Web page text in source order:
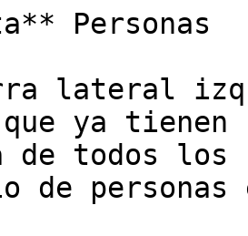
Personas
lateral
que ya
de todos los
de personas